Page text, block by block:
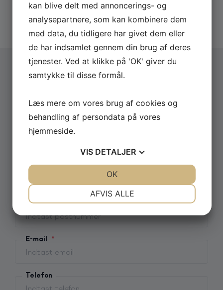
du er 7 eller 45 år. Sofies brede erfaring indenfor
diverse TV-produktioner gør hende til et helt unikt
indslag til netop dit arrangement.
Book Sofie Østergaard her
Du kan engagere Sofie Østergaard ved at benytte
dig af forespørgselsskemaet eller ringe til os.
Hurtigt svar på forespørgsler
20 års erfaring med booking
Altid uforpligtende forespørgsel
Firma
Privat
Firmanavn
Navn
Postnummer
E-mail *
Telefon
kan blive delt med annoncerings- og
analysepartnere, som kan kombinere dem
med data, du tidligere har givet dem eller
de har indsamlet gennem din brug af deres
tjenester. Ved at klikke på 'OK' giver du
samtykke til disse formål.
Læs mere om vores brug af cookies og
behandling af persondata på vores
hjemmeside.
VIS DETALJER
AFVIS ALLE
OK